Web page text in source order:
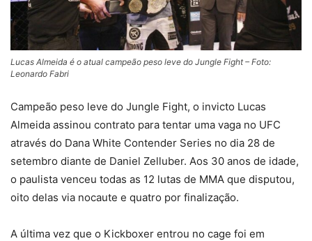
Lucas Almeida é o atual campeão peso leve do Jungle Fight – Foto:
Leonardo Fabri
Campeão peso leve do Jungle Fight, o invicto Lucas
Almeida assinou contrato para tentar uma vaga no UFC
através do Dana White Contender Series no dia 28 de
setembro diante de Daniel Zelluber. Aos 30 anos de idade,
o paulista venceu todas as 12 lutas de MMA que disputou,
oito delas via nocaute e quatro por finalização.
A última vez que o Kickboxer entrou no cage foi em